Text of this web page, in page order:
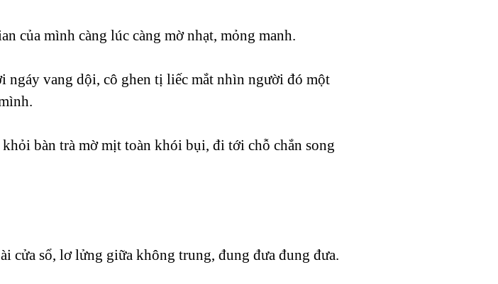
của mình càng lúc càng mờ nhạt, mỏng manh.
ngáy vang dội, cô ghen tị liếc mắt nhìn người đó một
bàn trà mờ mịt toàn khói bụi, đi tới chỗ chắn song
cửa sổ, lơ lửng giữa không trung, đung đưa đung đưa.